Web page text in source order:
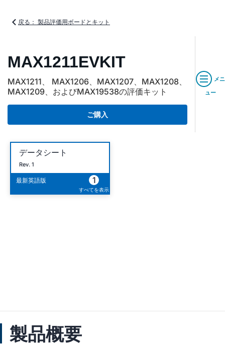
戻る： 製品評価用ボードとキット
MAX1211EVKIT
MAX1211、 MAX1206、MAX1207、MAX1208、
MAX1209、およびMAX19538の評価キット
ご購入
メニ
ュー
データシート
Rev. 1
最新英語版 1
すべてを表示
製品概要